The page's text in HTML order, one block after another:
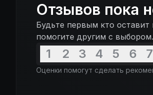
Отзывов пока
Будьте первым кто
помогите другим с выбором.
1 2 3 4 5 6 7
Оценки помогут сделать